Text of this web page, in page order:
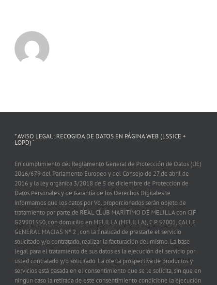
” AVISO LEGAL: RECOGIDA DE DATOS EN PÁGINA WEB (LSSICE +
LOPD) “
En cumplimiento del Reglamento General de Protección de Datos (UE)
2016/679 del Parlamento Europeo y del Consejo de 27 de abril de
2016 y la ley orgánica 3/2018 de 5 de diciembre de Protección de
Datos Personales y de Garantía de los Derechos Digitales le
informamos que los datos por Vd. proporcionados serán objeto de
tratamiento por parte de REAL CLUB MARITIMO DE MELILLA con CIF
G29901550, con domicilio en MELILLA (MELILLA), C.P. 52001, CALLE
GENERAL MACIAS Nº 2 , con la finalidad de prestarle el servicio
solicitado y/o contratado, realizar la facturación del mismo. La base
legal para el tratamiento de sus datos es la ejecución del servicio por
usted contratado y/o solicitado. La oferta prospectiva de productos y
servicios está basada en el consentimiento que se le solicita, sin que en
ningún caso la retirada de este consentimiento condicione la ejecución